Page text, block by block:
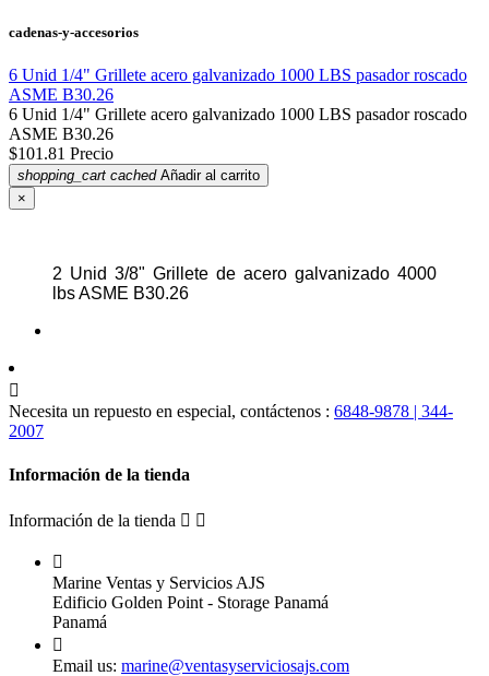
cadenas-y-accesorios
6 Unid 1/4" Grillete acero galvanizado 1000 LBS pasador roscado
ASME B30.26
6 Unid 1/4" Grillete acero galvanizado 1000 LBS pasador roscado
ASME B30.26
$101.81 Precio
shopping_cart cached Añadir al carrito
×
2 Unid 3/8" Grillete de acero galvanizado 4000
lbs ASME B30.26

Necesita un repuesto en especial, contáctenos : 6848-9878 | 344-
2007
Información de la tienda
Información de la tienda  

Marine Ventas y Servicios AJS
Edificio Golden Point - Storage Panamá
Panamá

Email us: marine@ventasyserviciosajs.com